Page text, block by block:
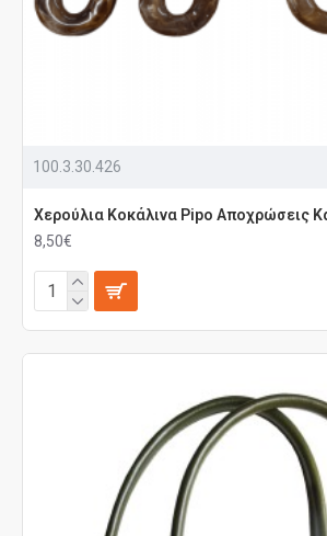
100.3.30.426
Χερούλια Κοκάλινα Pipo Αποχρώσεις
8,50€